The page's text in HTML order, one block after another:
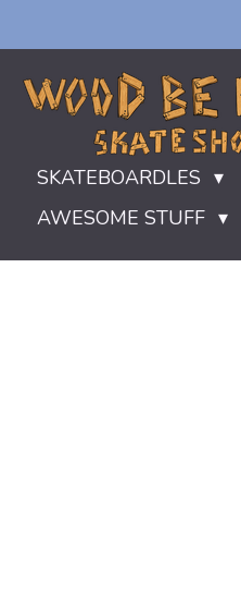
direct
naar
hoofdinhoud
SKATEBOARDLES
AWESOME STUFF